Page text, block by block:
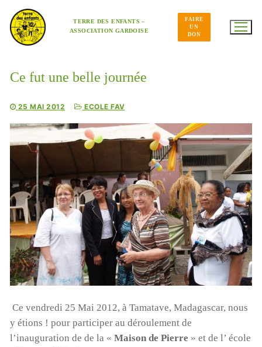
contenu
TERRE DES ENFANTS –
ASSOCIATION GARDOISE
FAIRE
UN
DON
Ce fut une belle journée
25 MAI 2012 ECOLE FAV
Ce vendredi 25 Mai 2012, à Tamatave, Madagascar, nous
y étions ! pour participer au déroulement de
l’inauguration de de la « Maison de Pierre » et de l’ école